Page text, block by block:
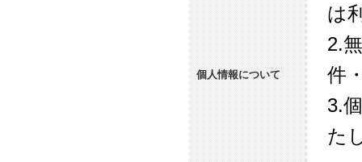
個人情報について
は
2.
件
3.
た